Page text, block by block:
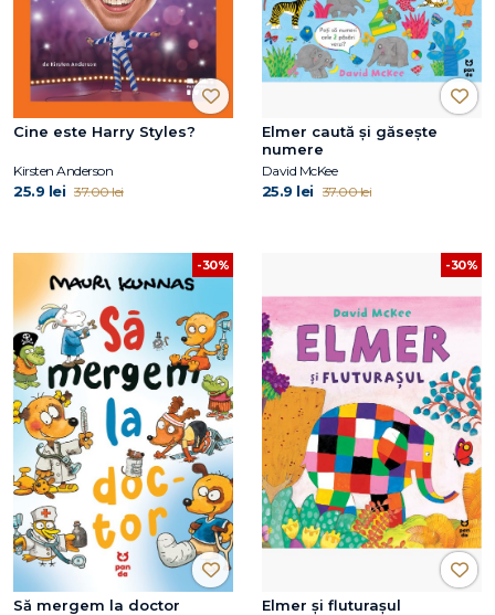
Cine este Harry Styles?
Kirsten Anderson
25.9 lei 37.00 lei
Elmer caută și găsește
numere
David McKee
25.9 lei 37.00 lei
-30%
Să mergem la doctor
-30%
Elmer și fluturașul